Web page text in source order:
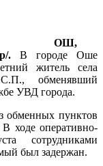
ОШ,
. В городе Оше
житель села
обменявший
УВД города.
обменных пунктов
ходе оперативно-
сотрудниками
был задержан.